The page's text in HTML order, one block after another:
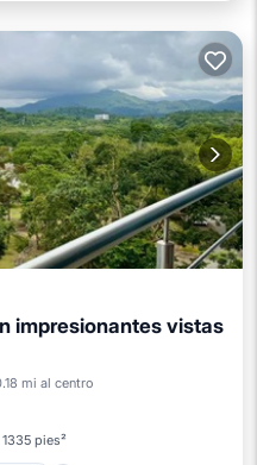
impresionantes vistas
mi al centro
1335 pies²
de hidromasaje